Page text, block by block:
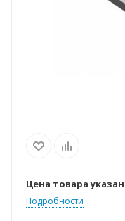
Цена товара
Подробности